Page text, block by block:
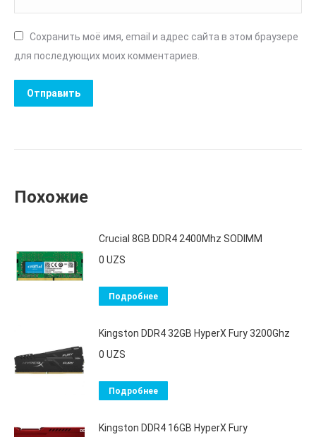
Сохранить моё имя, email и адрес сайта в этом браузере
для последующих моих комментариев.
Похожие
Crucial 8GB DDR4 2400Mhz SODIMM
0 UZS
Подробнее
Kingston DDR4 32GB HyperX Fury 3200Ghz
0 UZS
Подробнее
Kingston DDR4 16GB HyperX Fury